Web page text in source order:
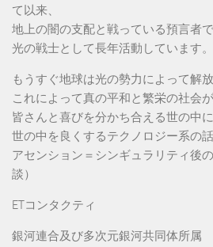
て以来、
地上の闇の支配と戦っている預言者で
光の戦士として長年活動しています。
もうすぐ地球は光の勢力によって解放
これによって真の平和と繁栄の社会が
皆さんと喜びを分かち合える世の中
世の中を良くするテクノロジー系の話
アセンション＝シンギュラリティ後
談）
ETコンタクティ
銀河連合及び多次元銀河共同体所属